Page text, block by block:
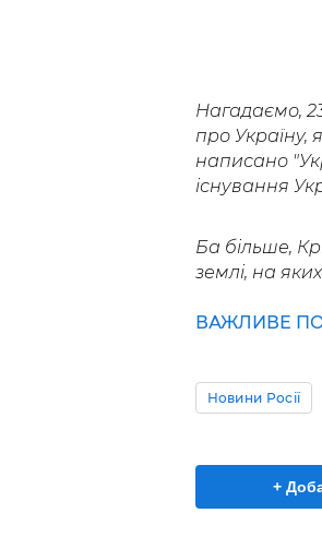
Нагадаємо,
про Україну,
написано
існування
Ба більше,
землі, на
ВАЖЛИВЕ
Новини Росії
+